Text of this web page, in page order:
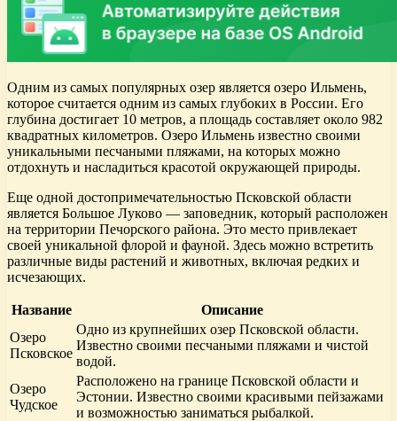
Одним из самых популярных озер является озеро Ильмень,
которое считается одним из самых глубоких в России. Его
глубина достигает 10 метров, а площадь составляет около 982
квадратных километров. Озеро Ильмень известно своими
уникальными песчаными пляжами, на которых можно
отдохнуть и насладиться красотой окружающей природы.
Еще одной достопримечательностью Псковской области
является Большое Луково — заповедник, который расположен
на территории Печорского района. Это место привлекает
своей уникальной флорой и фауной. Здесь можно встретить
различные виды растений и животных, включая редких и
исчезающих.
Название
Описание
Озеро
Псковское
Одно из крупнейших озер Псковской области.
Известно своими песчаными пляжами и чистой
водой.
Озеро
Чудское
Расположено на границе Псковской области и
Эстонии. Известно своими красивыми пейзажами
и возможностью заниматься рыбалкой.